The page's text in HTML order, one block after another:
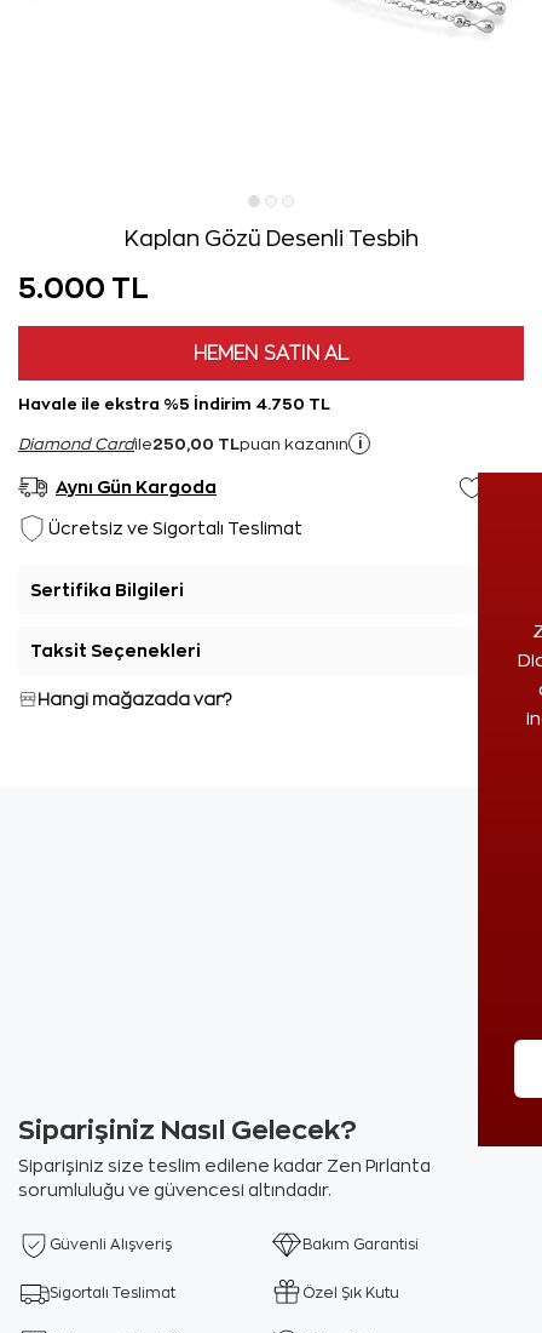
Kaplan Gözü Desenli Tesbih
5.000 TL
HEMEN SATIN AL
Havale ile ekstra %5 İndirim 4.750 TL
Diamond Cardile250,00 TL puan kazanın i
Aynı Gün Kargoda
Ücretsiz ve Sigortalı Teslimat
Sertifika Bilgileri
Taksit Seçenekleri
Hangi mağazada var?
Siparişiniz Nasıl Gelecek?
Siparişiniz size teslim edilene kadar Zen Pırlanta
sorumluluğu ve güvencesi altındadır.
Güvenli Alışveriş Bakım Garantisi
Sigortalı Teslimat Özel Şık Kutu